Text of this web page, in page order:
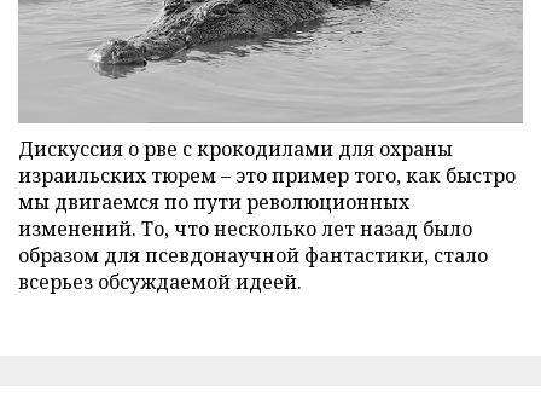
Дискуссия о рве с крокодилами для охраны
израильских тюрем – это пример того, как быстро
мы двигаемся по пути революционных
изменений. То, что несколько лет назад было
образом для псевдонаучной фантастики, стало
всерьез обсуждаемой идеей.